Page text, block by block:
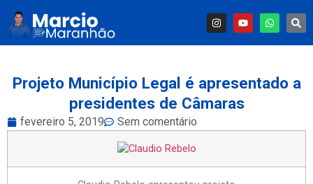
Projeto Município Legal é apresentado a
presidentes de Câmaras
fevereiro 5, 2019 Sem comentário